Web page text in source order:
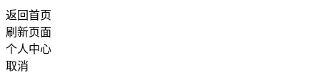
返回首页
刷新页面
个人中心
取消